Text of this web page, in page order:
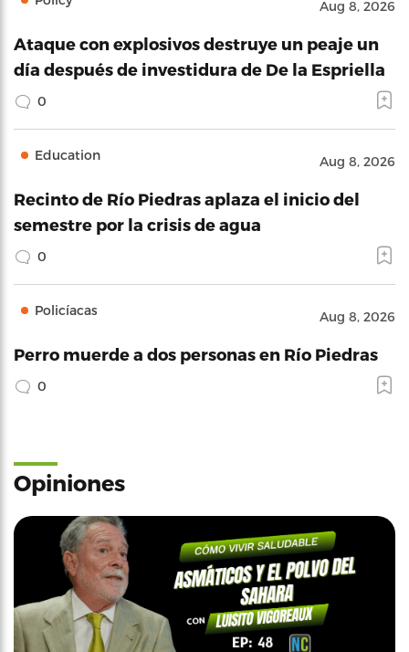
Aug 8, 2026
Ataque con explosivos destruye un peaje un
día después de investidura de De la Espriella
0
Education Aug 8, 2026
Recinto de Río Piedras aplaza el inicio del
semestre por la crisis de agua
0
Policíacas Aug 8, 2026
Perro muerde a dos personas en Río Piedras
0
Opiniones